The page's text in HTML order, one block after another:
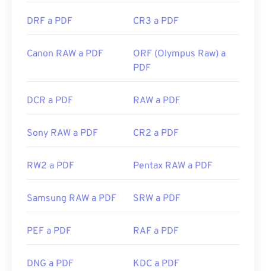
DRF a PDF CR3 a PDF
Canon RAW a PDF
ORF (Olympus Raw) a
PDF
DCR a PDF RAW a PDF
Sony RAW a PDF CR2 a PDF
RW2 a PDF Pentax RAW a PDF
Samsung RAW a PDF SRW a PDF
PEF a PDF RAF a PDF
DNG a PDF KDC a PDF